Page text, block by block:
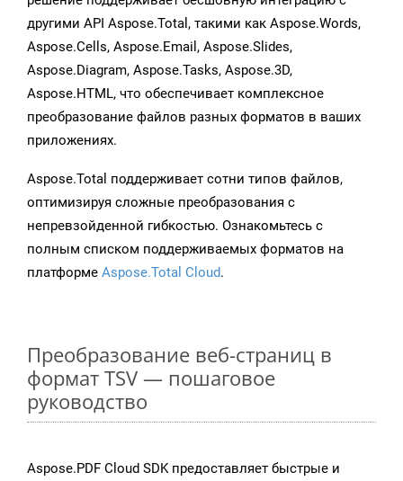
другими API Aspose.Total, такими как Aspose.Words,
Aspose.Cells, Aspose.Email, Aspose.Slides,
Aspose.Diagram, Aspose.Tasks, Aspose.3D,
Aspose.HTML, что обеспечивает комплексное
преобразование файлов разных форматов в ваших
приложениях.
Aspose.Total поддерживает сотни типов файлов,
оптимизируя сложные преобразования с
непревзойденной гибкостью. Ознакомьтесь с
полным списком поддерживаемых форматов на
платформе Aspose.Total Cloud.
Преобразование веб-страниц в
формат TSV — пошаговое
руководство
Aspose.PDF Cloud SDK предоставляет быстрые и